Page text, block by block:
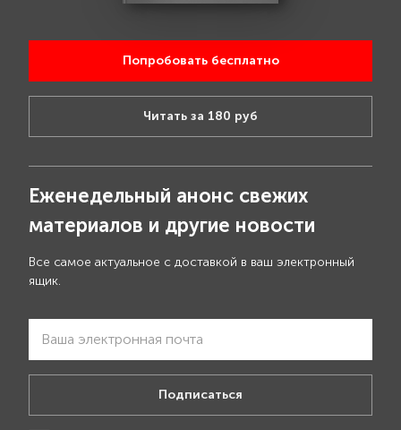
Попробовать бесплатно
Читать за 180 руб
Еженедельный анонс свежих
материалов и другие новости
Все самое актуальное с доставкой в ваш электронный
ящик.
Подписаться